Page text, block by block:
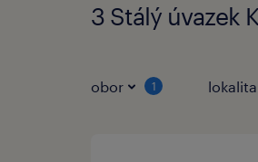
3 Stálý úvazek
obor 1 lokalita